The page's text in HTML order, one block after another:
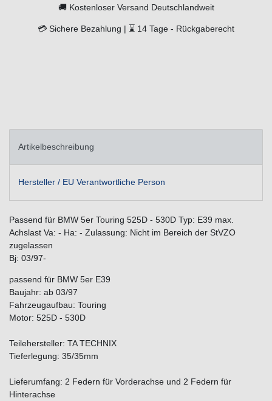
🚚 Kostenloser Versand Deutschlandweit
💳 Sichere Bezahlung | ⌛ 14 Tage - Rückgaberecht
Artikelbeschreibung
Hersteller / EU Verantwortliche Person
Passend für BMW 5er Touring 525D - 530D Typ: E39 max.
Achslast Va: - Ha: - Zulassung: Nicht im Bereich der StVZO
zugelassen
Bj: 03/97-
passend für BMW 5er E39
Baujahr: ab 03/97
Fahrzeugaufbau: Touring
Motor: 525D - 530D
Teilehersteller: TA TECHNIX
Tieferlegung: 35/35mm
Lieferumfang: 2 Federn für Vorderachse und 2 Federn für
Hinterachse